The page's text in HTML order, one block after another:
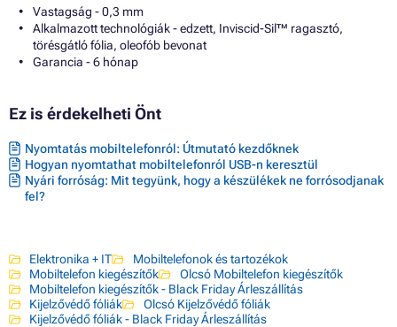
Vastagság - 0,3 mm
Alkalmazott technológiák - edzett, Inviscid-Sil™ ragasztó,
törésgátló fólia, oleofób bevonat
Garancia - 6 hónap
Ez is érdekelheti Önt
Nyomtatás mobiltelefonról: Útmutató kezdőknek
Hogyan nyomtathat mobiltelefonról USB-n keresztül
Nyári forróság: Mit tegyünk, hogy a készülékek ne forrósodjanak
fel?
Elektronika + IT
Mobiltelefonok és tartozékok
Mobiltelefon kiegészítők
Olcsó Mobiltelefon kiegészítők
Mobiltelefon kiegészítők - Black Friday Árleszállítás
Kijelzővédő fóliák
Olcsó Kijelzővédő fóliák
Kijelzővédő fóliák - Black Friday Árleszállítás